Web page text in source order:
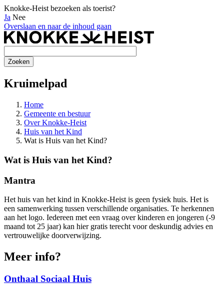
Knokke-Heist bezoeken als toerist?
Ja Nee
Overslaan en naar de inhoud gaan
Kruimelpad
Home
Gemeente en bestuur
Over Knokke-Heist
Huis van het Kind
Wat is Huis van het Kind?
Wat is Huis van het Kind?
Mantra
Het huis van het kind in Knokke-Heist is geen fysiek huis. Het is
een samenwerking tussen verschillende organisaties. Te herkennen
aan het logo. Iedereen met een vraag over kinderen en jongeren (-9
maand tot 25 jaar) kan hier gratis terecht voor deskundig advies en
vertrouwelijke doorverwijzing.
Meer info?
Onthaal Sociaal Huis